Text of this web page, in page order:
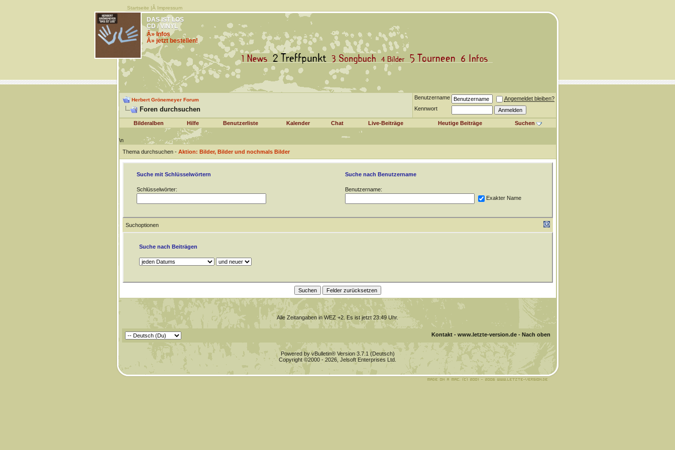
Startseite |Â Impressum
DAS IST LOS
CD / VINYL
Â» Infos
Â» jetzt bestellen!
Herbert Grönemeyer Forum
Foren durchsuchen
Benutzername
Angemeldet bleiben?
Kennwort
Bilderalben Hilfe Benutzerliste Kalender Chat Live-Beiträge Heutige Beiträge Suchen
\n
Thema durchsuchen - Aktion: Bilder, Bilder und nochmals Bilder
Suche mit Schlüsselwörtern
Schlüsselwörter:
Suche nach Benutzername
Benutzername:
Exakter Name
Suchoptionen
Suche nach Beiträgen
Alle Zeitangaben in WEZ +2. Es ist jetzt23:49Uhr.
Kontakt- www.letzte-version.de- Nach oben
Powered by vBulletin® Version 3.7.1 (Deutsch)
Copyright ©2000 - 2026, Jelsoft Enterprises Ltd.